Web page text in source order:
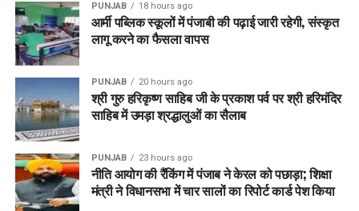
PUNJAB 18 hours ago
आर्मी पब्लिक स्कूलों में पंजाबी की पढ़ाई जारी रहेगी, संस्कृत
लागू करने का फैसला वापस
PUNJAB 20 hours ago
श्री गुरु हरिकृष्ण साहिब जी के प्रकाश पर्व पर श्री हरिमंदिर
साहिब में उमड़ा श्रद्धालुओं का सैलाब
PUNJAB 23 hours ago
नीति आयोग की रैंकिंग में पंजाब ने केरल को पछाड़ा; शिक्षा
मंत्री ने विधानसभा में चार सालों का रिपोर्ट कार्ड पेश किया